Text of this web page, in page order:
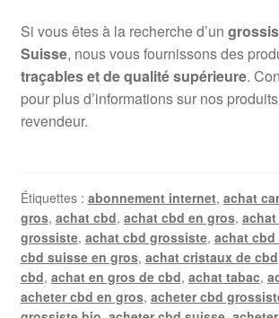
Si vous êtes à la recherche d’un
Suisse, nous vous fournissons des
traçables et de qualité supérieure.
pour plus d’informations sur nos
revendeur.
Étiquettes : abonnement internet, achat
gros, achat cbd, achat cbd en gros,
grossiste, achat cbd grossiste, achat
cbd suisse en gros, achat cristaux de cbd
cbd, achat en gros de cbd, achat tabac,
acheter cbd en gros, acheter cbd